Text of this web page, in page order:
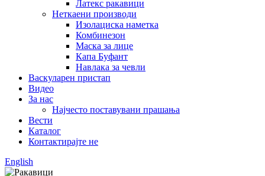
Латекс ракавици
Неткаени производи
Изолациска наметка
Комбинезон
Маска за лице
Капа Буфант
Навлака за чевли
Васкуларен пристап
Видео
За нас
Најчесто поставувани прашања
Вести
Каталог
Контактирајте не
English